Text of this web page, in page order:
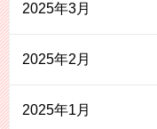
2025年3月
2025年2月
2025年1月